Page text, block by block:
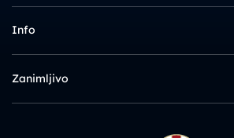
Info
Zanimljivo